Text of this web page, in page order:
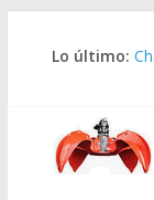
Lo último: